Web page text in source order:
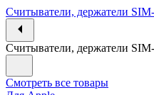
Считыватели, держатели
Считыватели, держатели
Смотреть все товары